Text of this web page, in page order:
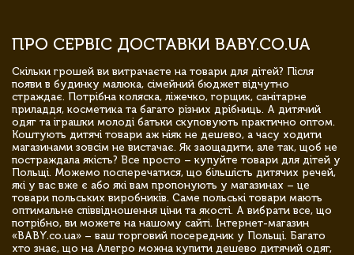
ПРО СЕРВІС ДОСТАВКИ BABY.CO.UA
Скільки грошей ви витрачаєте на товари для дітей? Після
появи в будинку малюка, сімейний бюджет відчутно
страждає. Потрібна коляска, ліжечко, горщик, санітарне
приладдя, косметика та багато різних дрібниць. А дитячий
одяг та іграшки молоді батьки скуповують практично оптом.
Коштують дитячі товари аж ніяк не дешево, а часу ходити
магазинами зовсім не вистачає. Як заощадити, але так, щоб не
постраждала якість? Все просто – купуйте товари для дітей у
Польщі. Можемо посперечатися, що більшість дитячих речей,
які у вас вже є або які вам пропонують у магазинах – це
товари польських виробників. Саме польські товари мають
оптимальне співвідношення ціни та якості. А вибрати все, що
потрібно, ви можете на нашому сайті. Інтернет-магазин
«BABY.co.ua» – ваш торговий посередник у Польщі. Багато
хто знає, що на Алегро можна купити дешево дитячий одяг,